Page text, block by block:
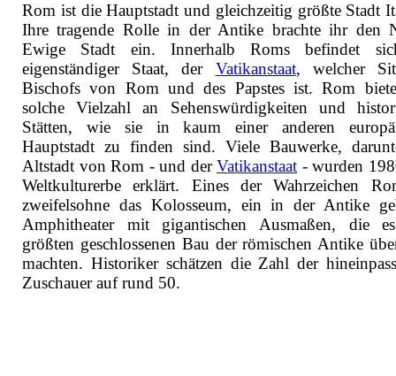
Rom ist die Hauptstadt und gleichzeitig größte Stadt
Ihre tragende Rolle in der Antike brachte ihr den
Ewige Stadt ein. Innerhalb Roms befindet
eigenständiger Staat, der Vatikanstaat, welcher
Bischofs von Rom und des Papstes ist. Rom
solche Vielzahl an Sehenswürdigkeiten und
Stätten, wie sie in kaum einer anderen
Hauptstadt zu finden sind. Viele Bauwerke,
Altstadt von Rom - und derVatikanstaat - wurden
Weltkulturerbe erklärt. Eines der Wahrzeichen
zweifelsohne das Kolosseum, ein in der Antike
Amphitheater mit gigantischen Ausmaßen, die
größten geschlossenen Bau der römischen Antike
machten. Historiker schätzen die Zahl der
Zuschauer auf rund 50.